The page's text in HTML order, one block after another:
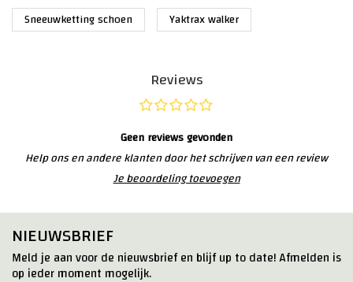
Sneeuwketting schoen
Yaktrax walker
Reviews
Geen reviews gevonden
Help ons en andere klanten door het schrijven van een review
Je beoordeling toevoegen
NIEUWSBRIEF
Meld je aan voor de nieuwsbrief en blijf up to date! Afmelden is
op ieder moment mogelijk.